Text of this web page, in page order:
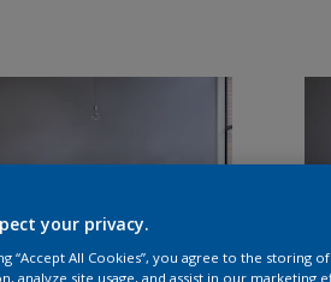
your privacy.
“Accept All Cookies”, you agree to the storing
analyze site usage, and assist in our marketing